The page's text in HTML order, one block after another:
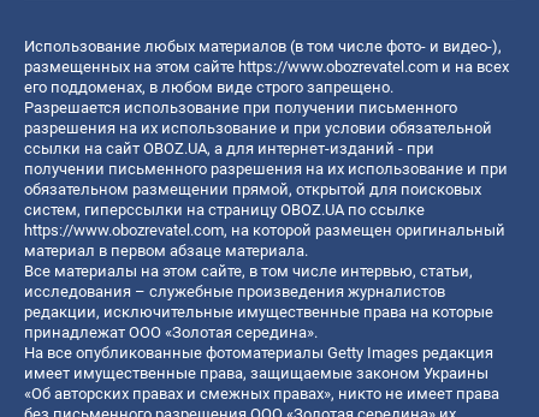
Использование любых материалов (в том числе фото- и видео-),
размещенных на этом сайте https://www.obozrevatel.com и на всех
его поддоменах, в любом виде строго запрещено.
Разрешается использование при получении письменного
разрешения на их использование и при условии обязательной
ссылки на сайт OBOZ.UA, а для интернет-изданий - при
получении письменного разрешения на их использование и при
обязательном размещении прямой, открытой для поисковых
систем, гиперссылки на страницу OBOZ.UA по ссылке
https://www.obozrevatel.com, на которой размещен оригинальный
материал в первом абзаце материала.
Все материалы на этом сайте, в том числе интервью, статьи,
исследования – служебные произведения журналистов
редакции, исключительные имущественные права на которые
принадлежат ООО «Золотая середина».
На все опубликованные фотоматериалы Getty Images редакция
имеет имущественные права, защищаемые законом Украины
«Об авторских правах и смежных правах», никто не имеет права